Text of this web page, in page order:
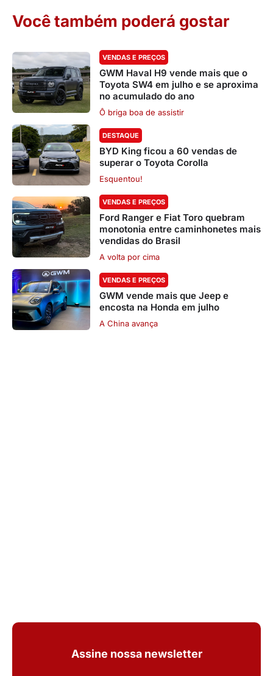
Você também poderá gostar
VENDAS E PREÇOS
GWM Haval H9 vende mais que o
Toyota SW4 em julho e se aproxima
no acumulado do ano
Ô briga boa de assistir
DESTAQUE
BYD King ficou a 60 vendas de
superar o Toyota Corolla
Esquentou!
VENDAS E PREÇOS
Ford Ranger e Fiat Toro quebram
monotonia entre caminhonetes mais
vendidas do Brasil
A volta por cima
VENDAS E PREÇOS
GWM vende mais que Jeep e
encosta na Honda em julho
A China avança
Assine nossa newsletter